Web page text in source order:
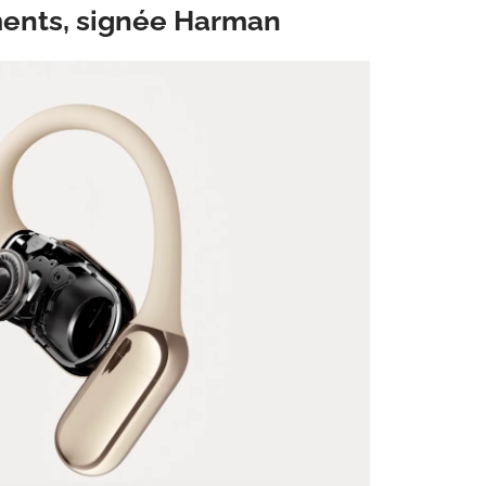
signée Harman